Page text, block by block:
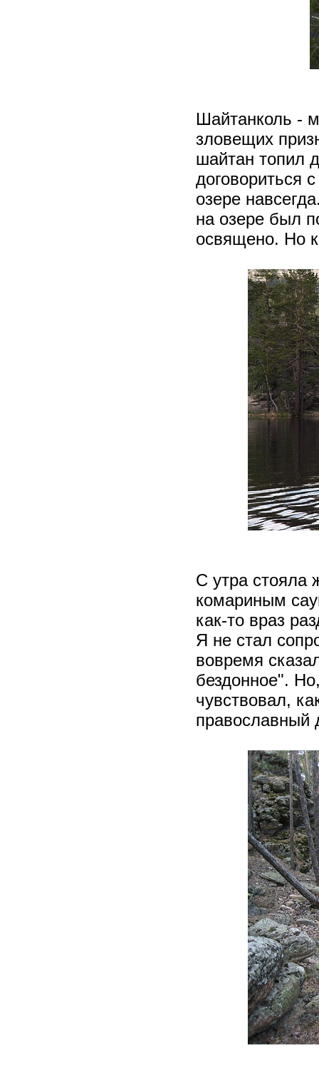
Шайтанколь -
зловещих
шайтан топил
договориться
озере
на озере был
освящено. Но
С утра стояла
комариным
как-то враз
Я не стал
вовремя
бездонное".
чувствовал,
православный